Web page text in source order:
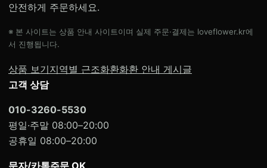
안전하게 주문하세요.
※ 본 사이트는 상품 안내 사이트이며 실제 주문·결제는 loveflower.kr에
서 진행됩니다.
상품 보기지역별 근조화환화환 안내 게시글
고객 상담
010-3260-5530
평일·주말 08:00–20:00
공휴일 08:00–20:00
문자/카톡주문 OK